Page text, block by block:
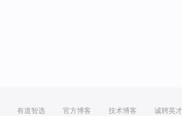
有道智选 官方博客 技术博客 诚聘英才